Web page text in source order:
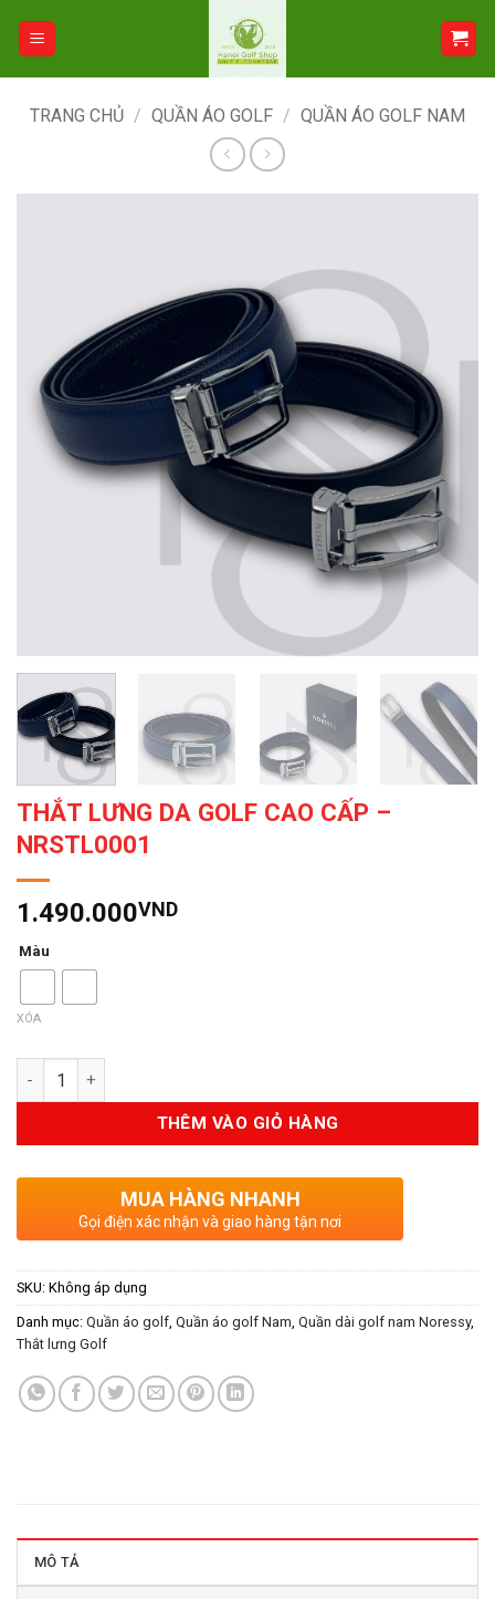
TRANG CHỦ / QUẦN ÁO GOLF / QUẦN ÁO GOLF NAM
THẮT LƯNG DA GOLF CAO CẤP –
NRSTL0001
1.490.000VND
Màu
XÓA
Số lượng
THÊM VÀO GIỎ HÀNG
MUA HÀNG NHANH
Gọi điện xác nhận và giao hàng tận nơi
SKU: Không áp dụng
Danh mục: Quần áo golf, Quần áo golf Nam, Quần dài golf nam Noressy,
Thắt lưng Golf
MÔ TẢ